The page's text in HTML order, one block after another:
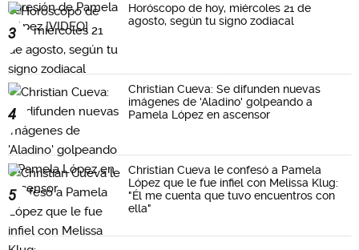
3
Horóscopo de hoy, miércoles 21 de
agosto, según tu signo zodiacal
4
Christian Cueva: Se difunden nuevas
imágenes de 'Aladino' golpeando a
Pamela López en ascensor
5
Christian Cueva le confesó a Pamela
López que le fue infiel con Melissa Klug:
"Él me cuenta que tuvo encuentros con
ella"